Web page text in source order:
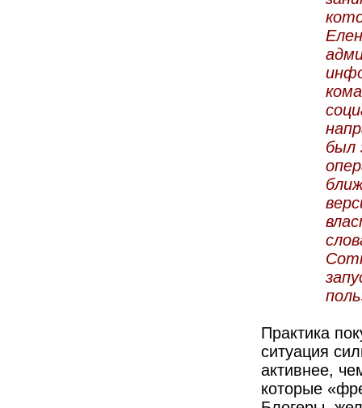
был
Практика
ситуация
активнее,
которые